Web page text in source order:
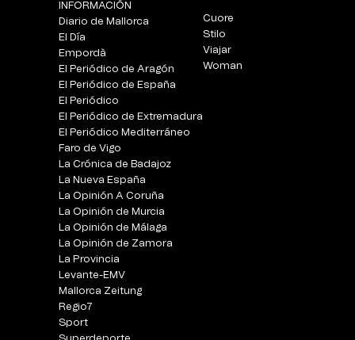
INFORMACIÓN
Diario de Mallorca
El Día
Empordà
El Periódico de Aragón
El Periódico de España
El Periódico
El Periódico de Extremadura
El Periódico Mediterráneo
Faro de Vigo
La Crónica de Badajoz
La Nueva España
La Opinión A Coruña
La Opinión de Murcia
La Opinión de Málaga
La Opinión de Zamora
La Provincia
Levante-EMV
Mallorca Zeitung
Regio7
Sport
Cuore
Stilo
Viajar
Woman